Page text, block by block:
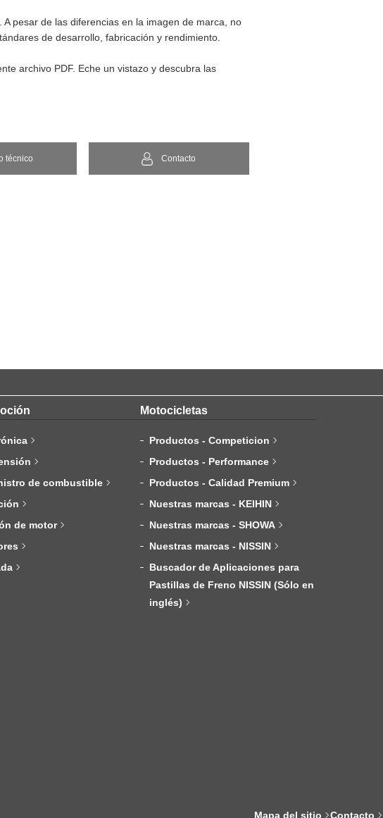
pesar de las diferencias en la imagen de marca, no
de desarrollo, fabricación y rendimiento.
archivo PDF. Eche un vistazo y descubra las
técnico Contacto
de combustible
de motor
Motocicletas
Productos - Competicion
Productos - Performance
Productos - Calidad Premium
Nuestras marcas - KEIHIN
Nuestras marcas - SHOWA
Nuestras marcas - NISSIN
Buscador de Aplicaciones para
Pastillas de Freno NISSIN (Sólo en
inglés)
Mapa del sitio
Contacto